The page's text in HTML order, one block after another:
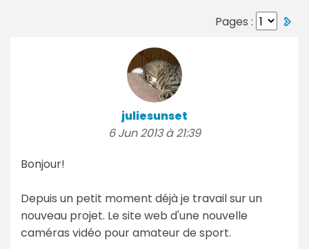
Pages :
juliesunset
6 Jun 2013 à 21:39
Bonjour!
Depuis un petit moment déjà je travail sur un
nouveau projet. Le site web d'une nouvelle
caméras vidéo pour amateur de sport.